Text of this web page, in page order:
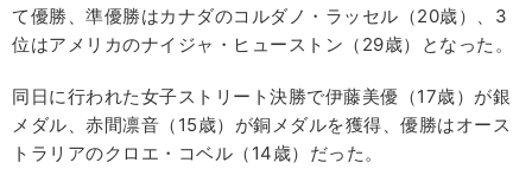
て優勝、準優勝はカナダのコルダノ・ラッセル（20歳）、3
位はアメリカのナイジャ・ヒューストン（29歳）となった。
同日に行われた女子ストリート決勝で伊藤美優（17歳）が銀
メダル、赤間凛音（15歳）が銅メダルを獲得、優勝はオース
トラリアのクロエ・コベル（14歳）だった。